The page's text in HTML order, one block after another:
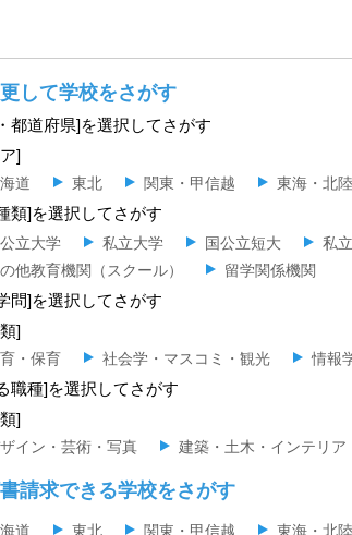
して学校をさがす
都道府県]を選択してさがす
]
道 東北 関東・甲信越 東海・北陸
類]を選択してさがす
立大学 私立大学 国公立短大 私
他教育機関（スクール）
留学関係機関
問]を選択してさがす
]
・保育 社会学・マスコミ・観光 情報
職種]を選択してさがす
]
イン・芸術・写真 建築・土木・インテリア
請求できる学校をさがす
道 東北 関東・甲信越 東海・北陸